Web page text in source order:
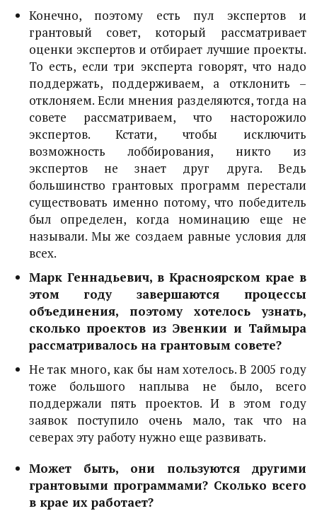
Конечно, поэтому есть пул экспертов и
грантовый совет, который рассматривает
оценки экспертов и отбирает лучшие проекты.
То есть, если три эксперта говорят, что надо
поддержать, поддерживаем, а отклонить –
отклоняем. Если мнения разделяются, тогда на
совете рассматриваем, что насторожило
экспертов. Кстати, чтобы исключить
возможность лоббирования, никто из
экспертов не знает друг друга. Ведь
большинство грантовых программ перестали
существовать именно потому, что победитель
был определен, когда номинацию еще не
называли. Мы же создаем равные условия для
всех.
Марк Геннадьевич, в Красноярском крае в
этом году завершаются процессы
объединения, поэтому хотелось узнать,
сколько проектов из Эвенкии и Таймыра
рассматривалось на грантовым совете?
Не так много, как бы нам хотелось. В 2005 году
тоже большого наплыва не было, всего
поддержали пять проектов. И в этом году
заявок поступило очень мало, так что на
северах эту работу нужно еще развивать.
Может быть, они пользуются другими
грантовыми программами? Сколько всего
в крае их работает?